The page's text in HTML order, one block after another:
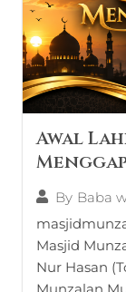
Awal
By Baba
Masjid
Nur Hasan